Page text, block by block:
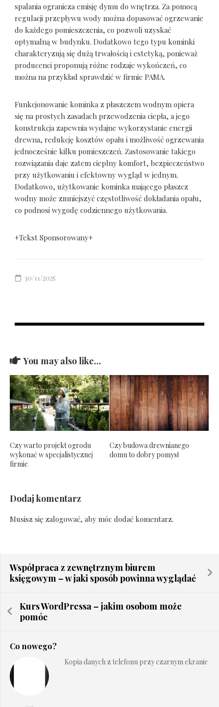
spalania ogranicza emisję dymu do wnętrza. Za pomocą
regulacji przepływu wody można dopasować ogrzewanie
do każdego pomieszczenia, co pozwoli uzyskać
optymalną w budynku. Dodatkowo tego typu kominki
charakteryzują się dużą trwałością i estetyką, ponieważ
producenci proponują różne rodzaje wykończeń, co
można na przykład sprawdzić w firmie PAMA.
Funkcjonowanie kominka z płaszczem wodnym opiera
się na prostych zasadach przewodzenia ciepła, a jego
konstrukcja zapewnia wydajne wykorzystanie energii
drewna, redukcję kosztów opału i możliwość ogrzewania
jednocześnie kilku pomieszczeń. Zastosowanie takiego
rozwiązania daje zatem cieplny komfort, bezpieczeństwo
przy użytkowaniu i efektowny wygląd w jednym.
Dodatkowo, użytkowanie kominka mającego płaszcz
wodny może zmniejszyć częstotliwość dokładania opału,
co podnosi wygodę codziennego użytkowania.
+Tekst Sponsorowany+
30/11/2025
You may also like...
Czy warto projekt ogrodu
wykonać w specjalistycznej
firmie
Czy budowa drewnianego
domu to dobry pomysł
Dodaj komentarz
Musisz się zalogować, aby móc dodać komentarz.
Współpraca z zewnętrznym biurem
księgowym – w jaki sposób powinna wyglądać
Kurs WordPressa – jakim osobom może
pomóc
Co nowego?
Kopia danych z telefonu przy czarnym ekranie